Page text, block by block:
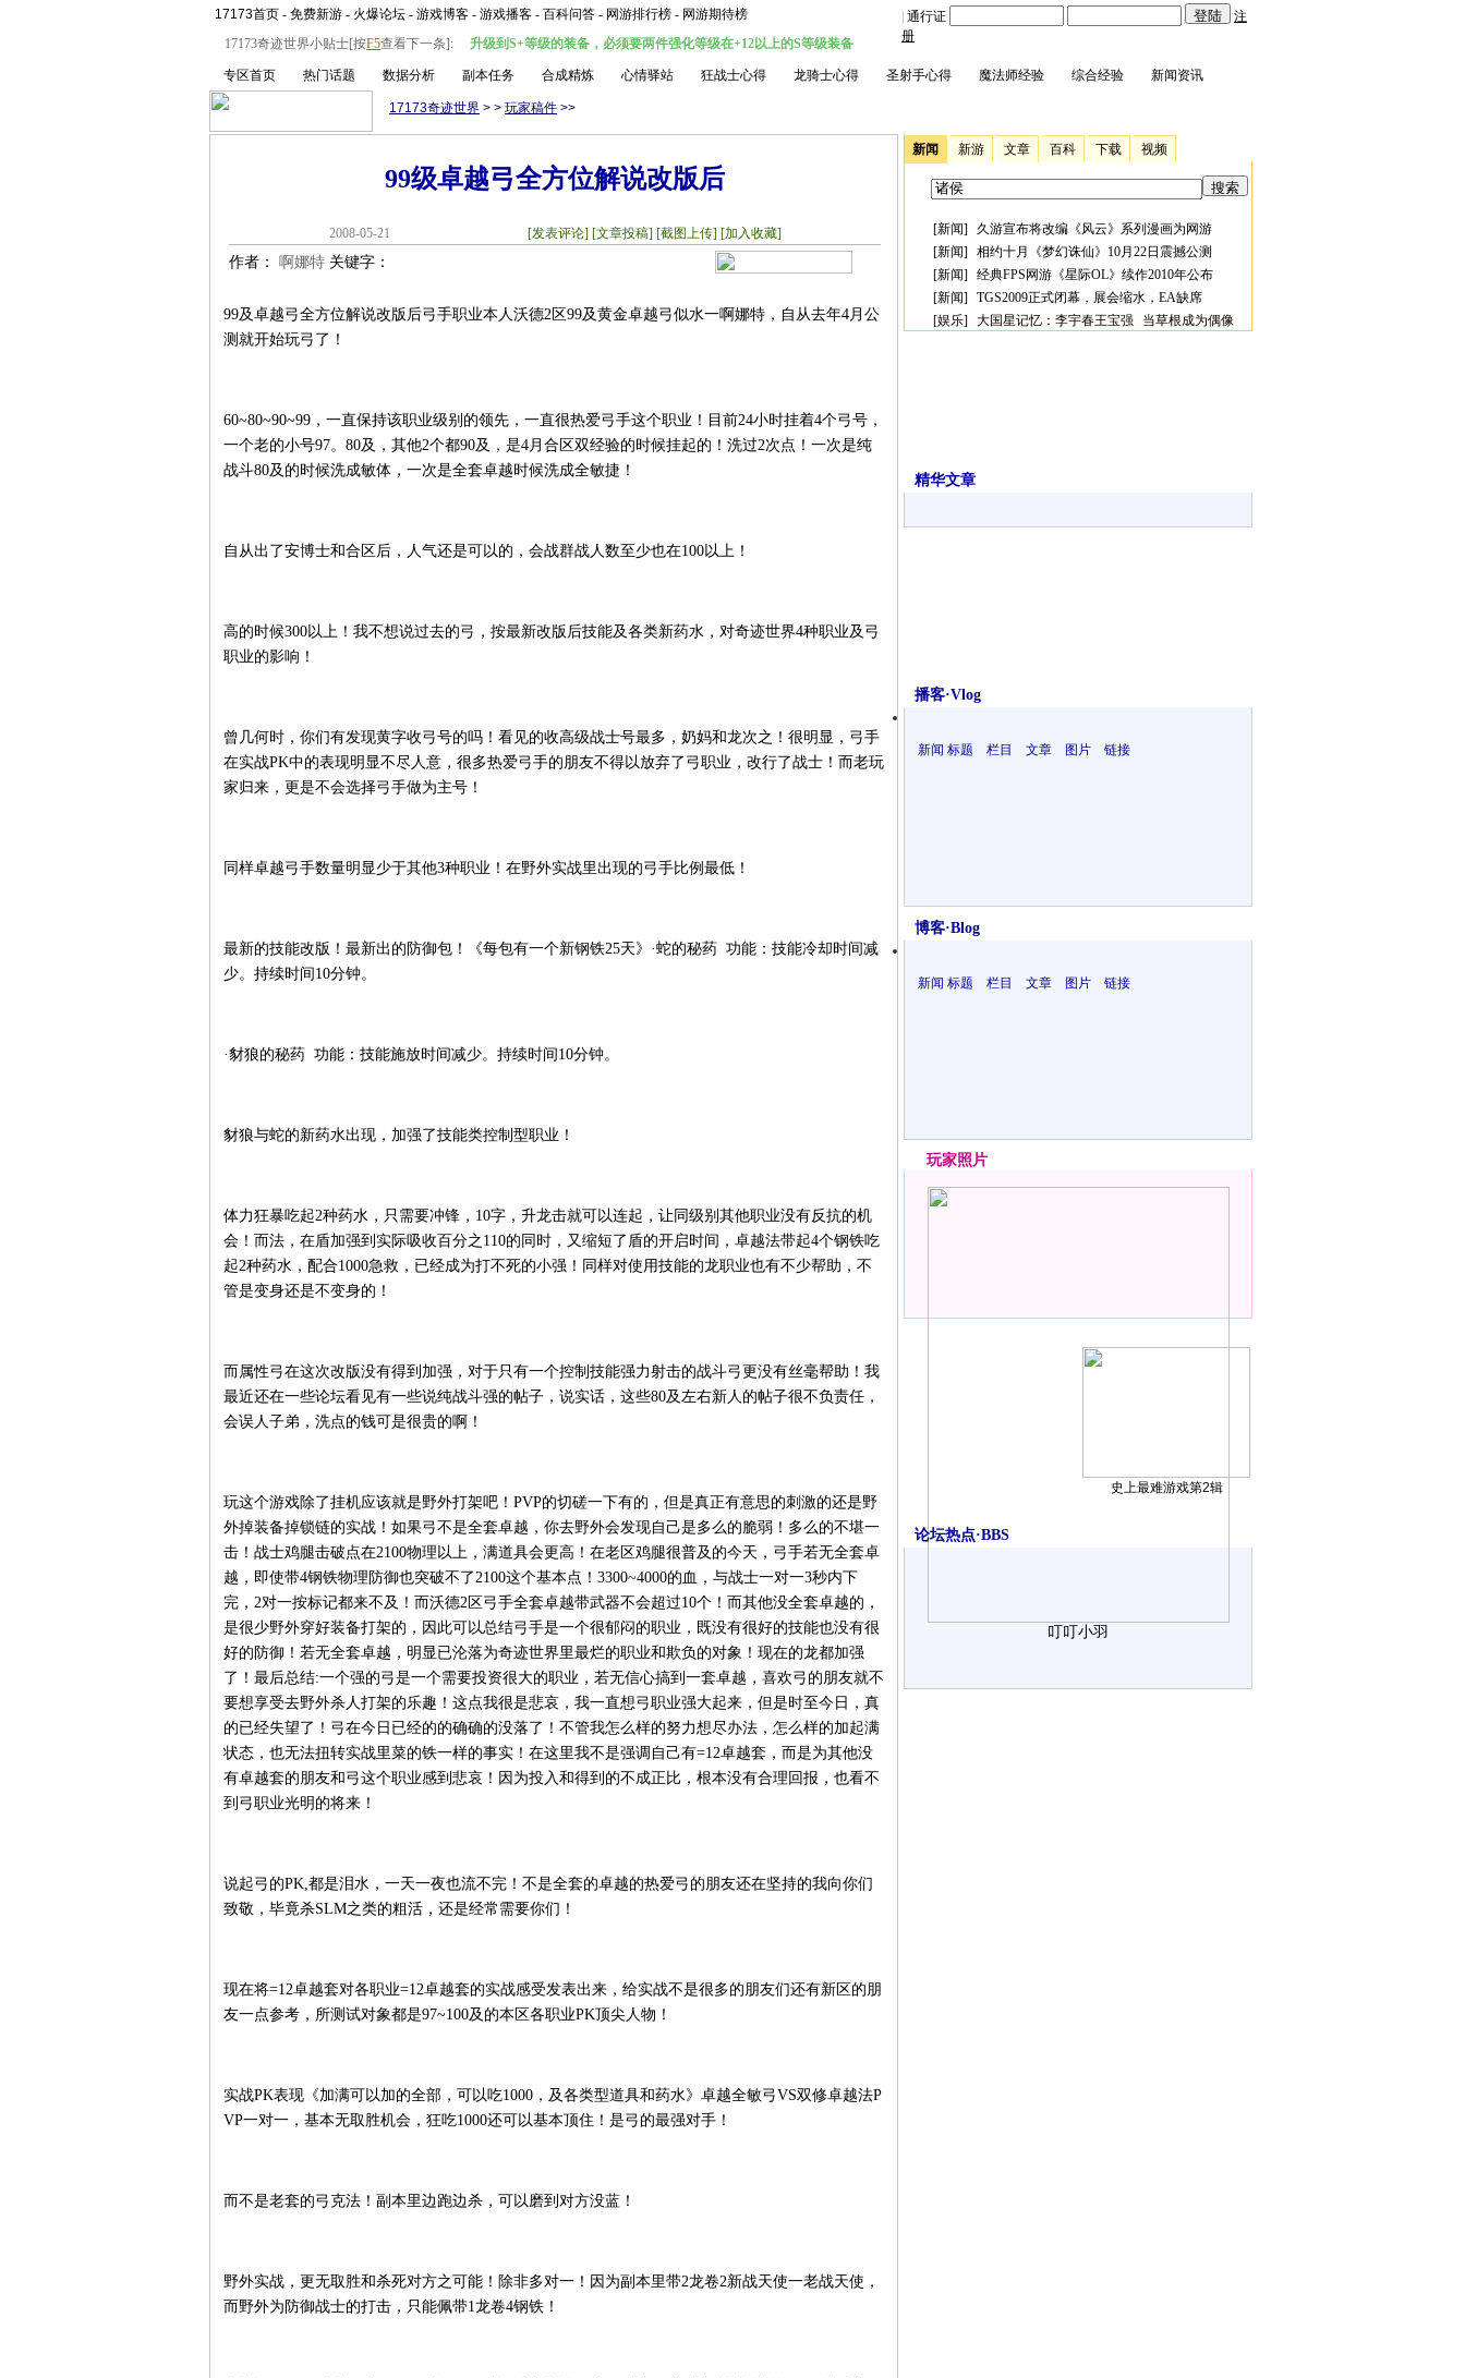
17173首页 - 免费新游 - 火爆论坛 - 游戏博客 - 游戏播客 - 百科问答 - 网游排行榜 - 网游期待榜 通行证
注
册
17173奇迹世界小贴士[按F5查看下一条]: 升级到S+等级的装备，必须要两件强化等级在+12以上的S等级装备
专区首页 热门话题 数据分析 副本任务 合成精炼 心情驿站 狂战士心得 龙骑士心得 圣射手心得 魔法师经验 综合经验 新闻资讯
17173奇迹世界 > > 玩家稿件 >>
99级卓越弓全方位解说改版后
2008-05-21 [发表评论] [文章投稿] [截图上传] [加入收藏]
作者： 啊娜特 关键字：
99及卓越弓全方位解说改版后弓手职业本人沃德2区99及黄金卓越弓似水一啊娜特，自从去年4月公
测就开始玩弓了！
60~80~90~99，一直保持该职业级别的领先，一直很热爱弓手这个职业！目前24小时挂着4个弓号，
一个老的小号97。80及，其他2个都90及，是4月合区双经验的时候挂起的！洗过2次点！一次是纯
战斗80及的时候洗成敏体，一次是全套卓越时候洗成全敏捷！
自从出了安博士和合区后，人气还是可以的，会战群战人数至少也在100以上！
高的时候300以上！我不想说过去的弓，按最新改版后技能及各类新药水，对奇迹世界4种职业及弓
职业的影响！
曾几何时，你们有发现黄字收弓号的吗！看见的收高级战士号最多，奶妈和龙次之！很明显，弓手
在实战PK中的表现明显不尽人意，很多热爱弓手的朋友不得以放弃了弓职业，改行了战士！而老玩
家归来，更是不会选择弓手做为主号！
同样卓越弓手数量明显少于其他3种职业！在野外实战里出现的弓手比例最低！
最新的技能改版！最新出的防御包！《每包有一个新钢铁25天》·蛇的秘药 功能：技能冷却时间减
少。持续时间10分钟。
·豺狼的秘药 功能：技能施放时间减少。持续时间10分钟。
豺狼与蛇的新药水出现，加强了技能类控制型职业！
体力狂暴吃起2种药水，只需要冲锋，10字，升龙击就可以连起，让同级别其他职业没有反抗的机
会！而法，在盾加强到实际吸收百分之110的同时，又缩短了盾的开启时间，卓越法带起4个钢铁吃
起2种药水，配合1000急救，已经成为打不死的小强！同样对使用技能的龙职业也有不少帮助，不
管是变身还是不变身的！
而属性弓在这次改版没有得到加强，对于只有一个控制技能强力射击的战斗弓更没有丝毫帮助！我
最近还在一些论坛看见有一些说纯战斗强的帖子，说实话，这些80及左右新人的帖子很不负责任，
会误人子弟，洗点的钱可是很贵的啊！
玩这个游戏除了挂机应该就是野外打架吧！PVP的切磋一下有的，但是真正有意思的刺激的还是野
外掉装备掉锁链的实战！如果弓不是全套卓越，你去野外会发现自己是多么的脆弱！多么的不堪一
击！战士鸡腿击破点在2100物理以上，满道具会更高！在老区鸡腿很普及的今天，弓手若无全套卓
越，即使带4钢铁物理防御也突破不了2100这个基本点！3300~4000的血，与战士一对一3秒内下
完，2对一按标记都来不及！而沃德2区弓手全套卓越带武器不会超过10个！而其他没全套卓越的，
是很少野外穿好装备打架的，因此可以总结弓手是一个很郁闷的职业，既没有很好的技能也没有很
好的防御！若无全套卓越，明显已沦落为奇迹世界里最烂的职业和欺负的对象！现在的龙都加强
了！最后总结:一个强的弓是一个需要投资很大的职业，若无信心搞到一套卓越，喜欢弓的朋友就不
要想享受去野外杀人打架的乐趣！这点我很是悲哀，我一直想弓职业强大起来，但是时至今日，真
的已经失望了！弓在今日已经的的确确的没落了！不管我怎么样的努力想尽办法，怎么样的加起满
状态，也无法扭转实战里菜的铁一样的事实！在这里我不是强调自己有=12卓越套，而是为其他没
有卓越套的朋友和弓这个职业感到悲哀！因为投入和得到的不成正比，根本没有合理回报，也看不
到弓职业光明的将来！
说起弓的PK,都是泪水，一天一夜也流不完！不是全套的卓越的热爱弓的朋友还在坚持的我向你们
致敬，毕竟杀SLM之类的粗活，还是经常需要你们！
现在将=12卓越套对各职业=12卓越套的实战感受发表出来，给实战不是很多的朋友们还有新区的朋
友一点参考，所测试对象都是97~100及的本区各职业PK顶尖人物！
实战PK表现《加满可以加的全部，可以吃1000，及各类型道具和药水》卓越全敏弓VS双修卓越法P
VP一对一，基本无取胜机会，狂吃1000还可以基本顶住！是弓的最强对手！
而不是老套的弓克法！副本里边跑边杀，可以磨到对方没蓝！
野外实战，更无取胜和杀死对方之可能！除非多对一！因为副本里带2龙卷2新战天使一老战天使，
而野外为防御战士的打击，只能佩带1龙卷4钢铁！
新闻 新游 文章 百科 下载 视频
[新闻] 久游宣布将改编《风云》系列漫画为网游
[新闻] 相约十月《梦幻诛仙》10月22日震撼公测
[新闻] 经典FPS网游《星际OL》续作2010年公布
[新闻] TGS2009正式闭幕，展会缩水，EA缺席
[娱乐] 大国星记忆：李宇春王宝强 当草根成为偶像
精华文章
播客·Vlog
新闻 标题 栏目 文章 图片 链接
博客·Blog
新闻 标题 栏目 文章 图片 链接
玩家照片
叮叮小羽
史上最难游戏第2辑
论坛热点·BBS